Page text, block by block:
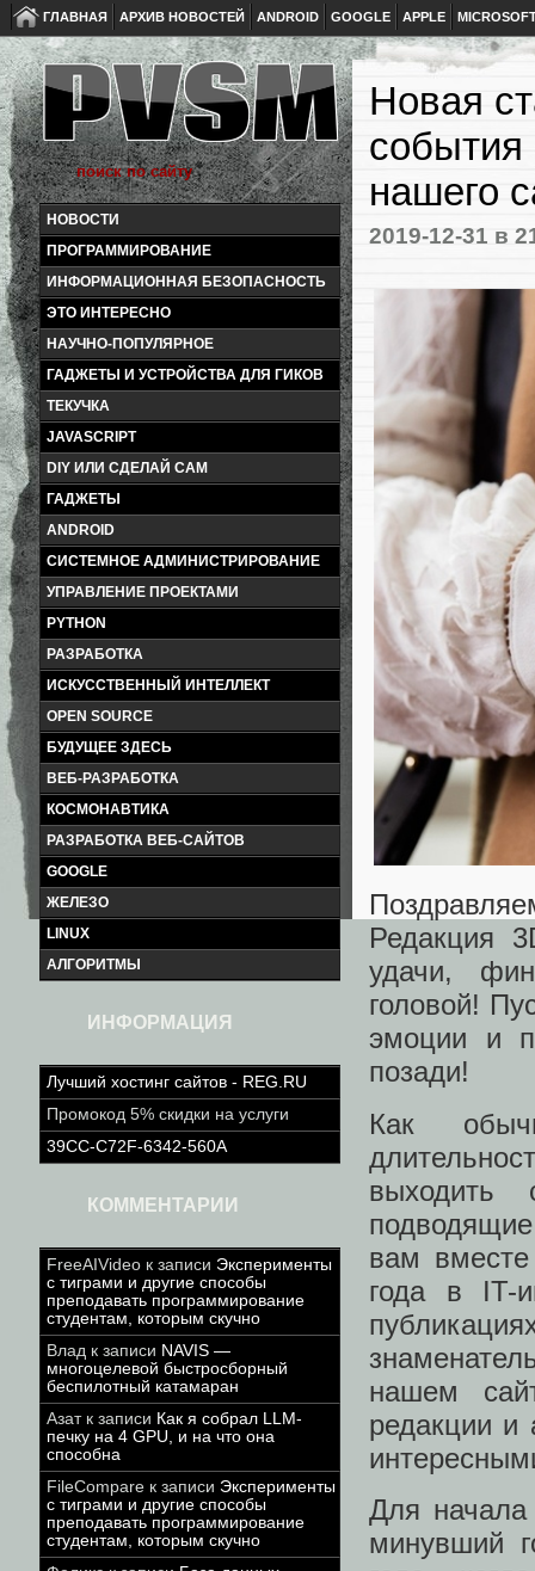
ГЛАВНАЯ АРХИВ НОВОСТЕЙ ANDROID GOOGLE APPLE
НОВОСТИ
ПРОГРАММИРОВАНИЕ
ИНФОРМАЦИОННАЯ БЕЗОПАСНОСТЬ
ЭТО ИНТЕРЕСНО
НАУЧНО-ПОПУЛЯРНОЕ
ГАДЖЕТЫ И УСТРОЙСТВА ДЛЯ ГИКОВ
ТЕКУЧКА
JAVASCRIPT
DIY ИЛИ СДЕЛАЙ САМ
ГАДЖЕТЫ
ANDROID
СИСТЕМНОЕ АДМИНИСТРИРОВАНИЕ
УПРАВЛЕНИЕ ПРОЕКТАМИ
PYTHON
РАЗРАБОТКА
ИСКУССТВЕННЫЙ ИНТЕЛЛЕКТ
OPEN SOURCE
БУДУЩЕЕ ЗДЕСЬ
ВЕБ-РАЗРАБОТКА
КОСМОНАВТИКА
РАЗРАБОТКА ВЕБ-САЙТОВ
GOOGLE
ЖЕЛЕЗО
LINUX
АЛГОРИТМЫ
ИНФОРМАЦИЯ
Лучший хостинг сайтов - REG.RU
Промокод 5% скидки на услуги
39CC-C72F-6342-560A
КОММЕНТАРИИ
FreeAIVideo к записи Эксперименты
с тиграми и другие способы
преподавать программирование
студентам, которым скучно
Влад к записи NAVIS —
многоцелевой быстросборный
беспилотный катамаран
Азатк записи Как я собрал LLM-
печку на 4 GPU, и на что она
способна
FileCompare к записи Эксперименты
с тиграми и другие способы
преподавать программирование
студентам, которым скучно
Новая
события
нашего
2019-12-31 в
Редакция
удачи,
головой!
эмоции и
позади!
Как
выходить
вам
года в IT-
нашем
редакции и
Для
минувший